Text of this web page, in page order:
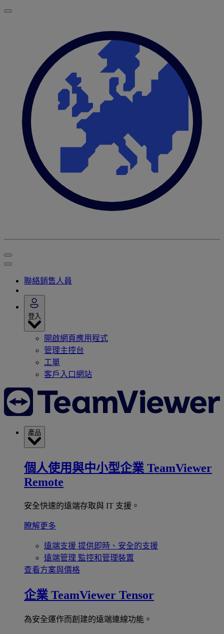
聯絡銷售人員
登入
開啟網頁應用程式
管理主控台
工單
客戶入口網站
產品
個人使用與中小型企業 TeamViewer
Remote
安全快速的遠端存取與 IT 支援。
瞭解更多
遠端支援 提供即時、安全的支援
遠端管理 監控和管理裝置
查看方案與價格
企業 TeamViewer Tensor
為安全運作而創建的遠端連線功能。